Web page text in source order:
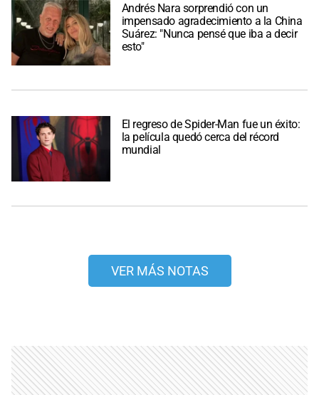
Andrés Nara sorprendió con un
impensado agradecimiento a la China
Suárez: "Nunca pensé que iba a decir
esto"
El regreso de Spider-Man fue un éxito:
la película quedó cerca del récord
mundial
VER MÁS NOTAS